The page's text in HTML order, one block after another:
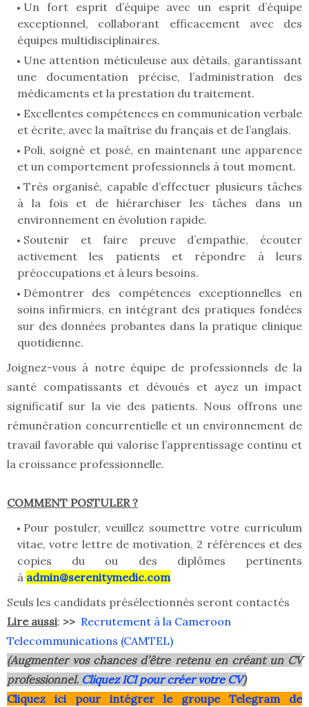
Un fort esprit d’équipe avec un esprit d’équipe
exceptionnel, collaborant efficacement avec des
équipes multidisciplinaires.
Une attention méticuleuse aux détails, garantissant
une documentation précise, l’administration des
médicaments et la prestation du traitement.
Excellentes compétences en communication verbale
et écrite, avec la maîtrise du français et de l’anglais.
Poli, soigné et posé, en maintenant une apparence
et un comportement professionnels à tout moment.
Très organisé, capable d’effectuer plusieurs tâches
à la fois et de hiérarchiser les tâches dans un
environnement en évolution rapide.
Soutenir et faire preuve d’empathie, écouter
activement les patients et répondre à leurs
préoccupations et à leurs besoins.
Démontrer des compétences exceptionnelles en
soins infirmiers, en intégrant des pratiques fondées
sur des données probantes dans la pratique clinique
quotidienne.
Joignez-vous à notre équipe de professionnels de la
santé compatissants et dévoués et ayez un impact
significatif sur la vie des patients. Nous offrons une
rémunération concurrentielle et un environnement de
travail favorable qui valorise l’apprentissage continu et
la croissance professionnelle.
COMMENT POSTULER ?
Pour postuler, veuillez soumettre votre curriculum
vitae, votre lettre de motivation, 2 références et des
copies du ou des diplômes pertinents
à admin@serenitymedic.com
Seuls les candidats présélectionnés seront contactés
Lire aussi: >> Recrutement à la Cameroon
Telecommunications (CAMTEL)
(Augmenter vos chances d’être retenu en créant un CV
professionnel. Cliquez ICI pour créer votre CV)
Cliquez ici pour intégrer le groupe Telegram de